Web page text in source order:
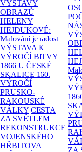
VÝSTAVY
OBRAZŮ
HELENY
HEJDUKOVÉ:
Malování je radost
VÝSTAVA K
VÝROČÍ BITVY
1866 U ČESKÉ
SKALICE 160.
VÝROČÍ
PRUSKO-
RAKOUSKÉ
VÁLKY CESTA
ZA SVĚTLEM
REKONSTRUKCE
VOJENSKÉHO
HŘBITOVA
ZA